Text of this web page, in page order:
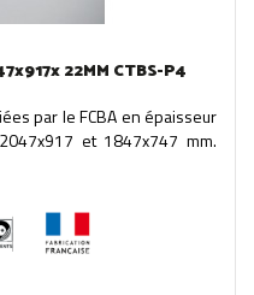
22MM CTBS-P4
par le FCBA en épaisseur
et 1847x747 mm.